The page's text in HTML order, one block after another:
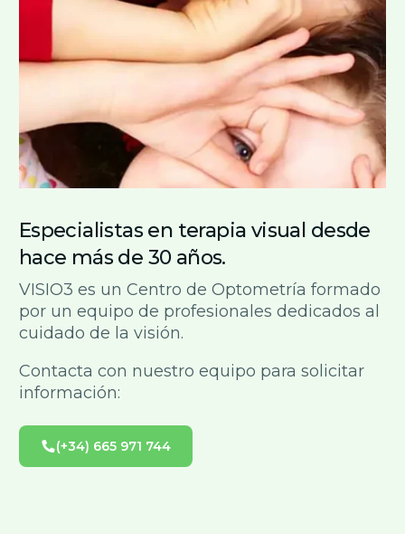
Especialistas en terapia visual desde
hace más de 30 años.
VISIO3 es un Centro de Optometría formado
por un equipo de profesionales dedicados al
cuidado de la visión.
Contacta con nuestro equipo para solicitar
información:
(+34) 665 971 744